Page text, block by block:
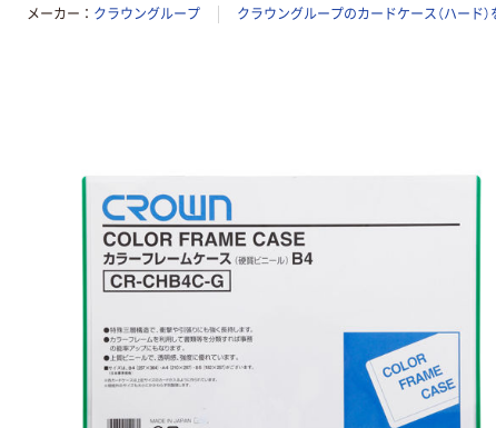
メーカー クラウングループ クラウングループのカードケース（ハード